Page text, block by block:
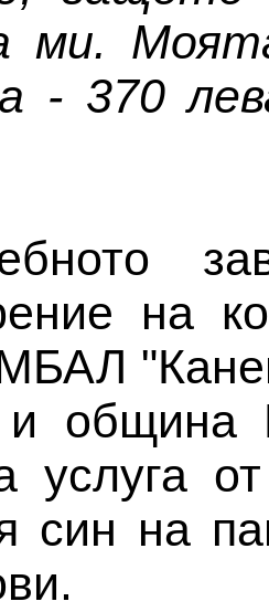
ми.
- 370
на
и община
услуга
син на